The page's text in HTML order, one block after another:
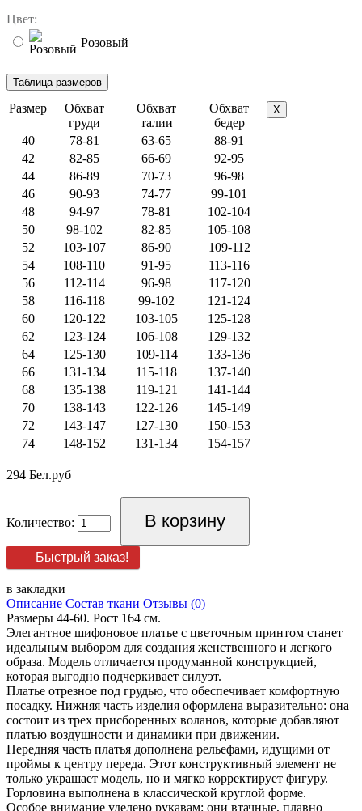
Цвет:
Розовый
Размер
Обхват
груди
Обхват
талии
Обхват
бедер
X
40 78-81 63-65
88-91
42
82-85 66-69
92-95
44
86-89 70-73
96-98
46
90-93 74-77
99-101
48
94-97 78-81
102-104
50
98-102 82-85
105-108
52
103-107 86-90
109-112
54
108-110 91-95
113-116
56
112-114 96-98
117-120
58
116-118 99-102
121-124
60
120-122 103-105
125-128
62
123-124 106-108
129-132
64
125-130 109-114
133-136
66
131-134 115-118
137-140
68
135-138 119-121
141-144
70
138-143 122-126
145-149
72
143-147 127-130
150-153
74
148-152 131-134 154-157
294 Бел.руб
Количество:
Быстрый заказ!
в закладки
Описание Состав ткани Отзывы (0)
Размеры 44-60. Рост 164 см.
Элегантное шифоновое платье с цветочным принтом станет
идеальным выбором для создания женственного и легкого
образа. Модель отличается продуманной конструкцией,
которая выгодно подчеркивает силуэт.
Платье отрезное под грудью, что обеспечивает комфортную
посадку. Нижняя часть изделия оформлена выразительно: она
состоит из трех присборенных воланов, которые добавляют
платью воздушности и динамики при движении.
Передняя часть платья дополнена рельефами, идущими от
проймы к центру переда. Этот конструктивный элемент не
только украшает модель, но и мягко корректирует фигуру.
Горловина выполнена в классической круглой форме.
Особое внимание уделено рукавам: они втачные, плавно